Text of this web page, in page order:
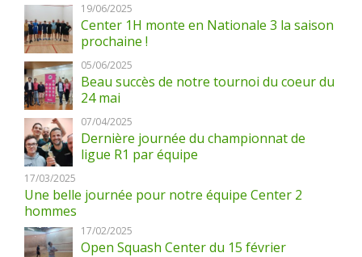
19/06/2025
Center 1H monte en Nationale 3 la saison
prochaine !
05/06/2025
Beau succès de notre tournoi du coeur du
24 mai
07/04/2025
Dernière journée du championnat de
ligue R1 par équipe
17/03/2025
Une belle journée pour notre équipe Center 2
hommes
17/02/2025
Open Squash Center du 15 février